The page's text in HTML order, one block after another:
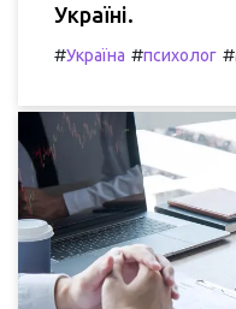
Україні.
#Україна #психолог #